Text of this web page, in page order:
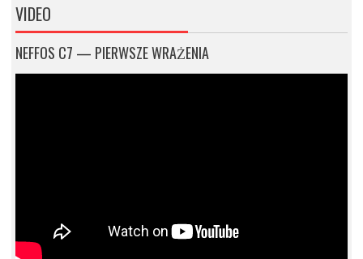
VIDEO
NEFFOS C7 — PIERWSZE WRAŻENIA